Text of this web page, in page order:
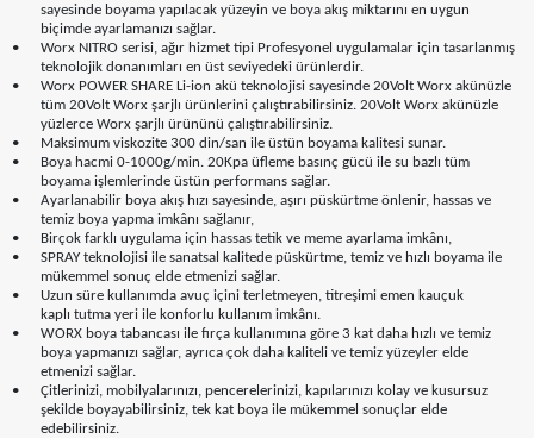
sayesinde boyama yapılacak yüzeyin ve boya akış miktarını en uygun
biçimde ayarlamanızı sağlar.
•
Worx NITRO serisi, ağır hizmet tipi Profesyonel uygulamalar için tasarlanmış
teknolojik donanımları en üst seviyedeki ürünlerdir.
•
Worx POWER SHARE Li-ion akü teknolojisi sayesinde 20Volt Worx akünüzle
tüm 20Volt Worx şarjlı ürünlerini çalıştırabilirsiniz. 20Volt Worx akünüzle
yüzlerce Worx şarjlı ürününü çalıştırabilirsiniz.
•
Maksimum viskozite 300 din/san ile üstün boyama kalitesi sunar.
•
Boya hacmi 0-1000g/min. 20Kpa üfleme basınç gücü ile su bazlı tüm
boyama işlemlerinde üstün performans sağlar.
•
Ayarlanabilir boya akış hızı sayesinde, aşırı püskürtme önlenir, hassas ve
temiz boya yapma imkânı sağlanır,
•
Birçok farklı uygulama için hassas tetik ve meme ayarlama imkânı,
•
SPRAY teknolojisi ile sanatsal kalitede püskürtme, temiz ve hızlı boyama ile
mükemmel sonuç elde etmenizi sağlar.
•
Uzun süre kullanımda avuç içini terletmeyen, titreşimi emen kauçuk
kaplı tutma yeri ile konforlu kullanım imkânı.
•
WORX boya tabancası ile fırça kullanımına göre 3 kat daha hızlı ve temiz
boya yapmanızı sağlar, ayrıca çok daha kaliteli ve temiz yüzeyler elde
etmenizi sağlar.
•
Çitlerinizi, mobilyalarınızı, pencerelerinizi, kapılarınızı kolay ve kusursuz
şekilde boyayabilirsiniz, tek kat boya ile mükemmel sonuçlar elde
edebilirsiniz.